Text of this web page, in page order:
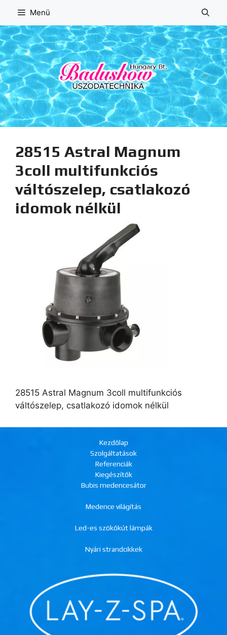
tartalomba
Menü
28515 Astral Magnum
3coll multifunkciós
váltószelep, csatlakozó
idomok nélkül
28515 Astral Magnum 3coll multifunkciós
váltószelep, csatlakozó idomok nélkül
Kezdőlap
Szolgáltatások
Referenciák
Kiegészítők
Bubis medencesátor
Medence világítás
Led-es szökőkút lámpák
Nyári strandcikkek